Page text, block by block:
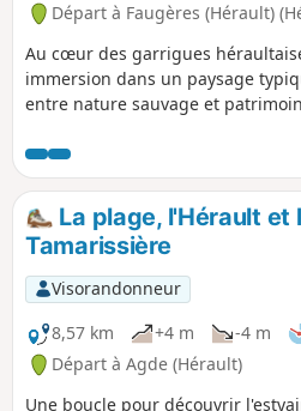
Départ à Faugères (Hérault)
Au cœur des garrigues
immersion dans un paysage
entre nature sauvage et
composé de trois salles distinctes,
belles formations calcaires et de
témoins de milliers d’années de
se poursuit vers les Moulins de
vent utilisés historiquement pour
céréales, dont les premières
médiévale. Enfin, le sentier
patrimoine en pierre sèche, avec
agricoles façonnant autrefois les
ainsi que les “carabelles”,
servant d’abris ou d’outils
La plage, l'Hérault et
Tamarissière
Visorandonneur
8,57 km
+4 m -4 m
Départ à Agde (Hérault)
Une boucle pour découvrir